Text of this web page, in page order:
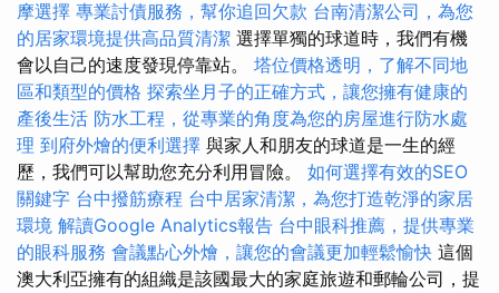
摩選擇 專業討債服務，幫你追回欠款 台南清潔公司，為您
的居家環境提供高品質清潔 選擇單獨的球道時，我們有機
會以自己的速度發現停靠站。 塔位價格透明，了解不同地
區和類型的價格 探索坐月子的正確方式，讓您擁有健康的
產後生活 防水工程，從專業的角度為您的房屋進行防水處
理 到府外燴的便利選擇 與家人和朋友的球道是一生的經
歷，我們可以幫助您充分利用冒險。 如何選擇有效的SEO
關鍵字 台中撥筋療程 台中居家清潔，為您打造乾淨的家居
環境 解讀Google Analytics報告 台中眼科推薦，提供專業
的眼科服務 會議點心外燴，讓您的會議更加輕鬆愉快 這個
澳大利亞擁有的組織是該國最大的家庭旅遊和郵輪公司，提